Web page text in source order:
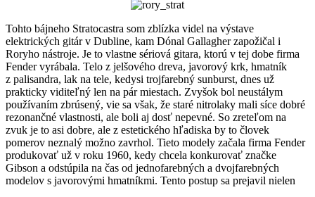
Tohto bájneho Stratocastra som zblízka videl na výstave
elektrických gitár v Dubline, kam Dónal Gallagher zapožičal i
Roryho nástroje. Je to vlastne sériová gitara, ktorú v tej dobe firma
Fender vyrábala. Telo z jelšového dreva, javorový krk, hmatník
z palisandra, lak na tele, kedysi trojfarebný sunburst, dnes už
prakticky viditeľný len na pár miestach. Zvyšok bol neustálym
používaním zbrúsený, vie sa však, že staré nitrolaky mali síce dobré
rezonančné vlastnosti, ale boli aj dosť nepevné. So zreteľom na
zvuk je to asi dobre, ale z estetického hľadiska by to človek
pomerov neznalý možno zavrhol. Tieto modely začala firma Fender
produkovať už v roku 1960, kedy chcela konkurovať značke
Gibson a odstúpila na čas od jednofarebných a dvojfarebných
modelov s javorovými hmatníkmi. Tento postup sa prejavil nielen